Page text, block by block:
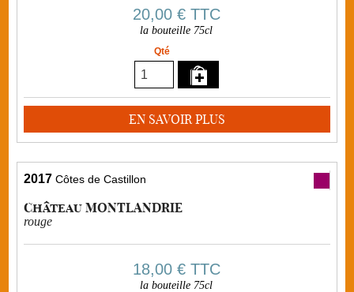
20,00 €TTC
la bouteille 75cl
Qté
EN SAVOIR PLUS
2017 Côtes de Castillon
Château MONTLANDRIE
rouge
18,00 €TTC
la bouteille 75cl